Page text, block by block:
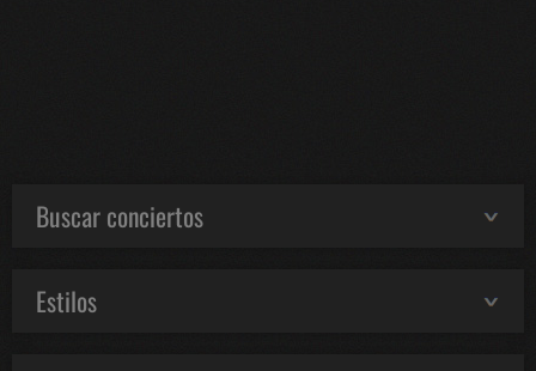
Buscar conciertos
Estilos